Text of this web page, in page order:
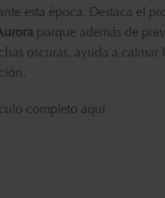
esta época. Destaca el
porque además de
oscuras, ayuda a calmar
completo aquí